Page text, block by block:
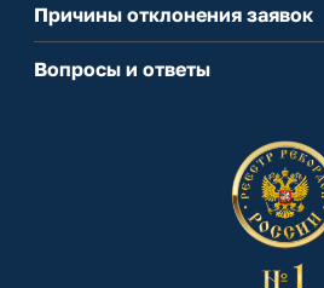
Причины отклонения заявок
Вопросы и ответы